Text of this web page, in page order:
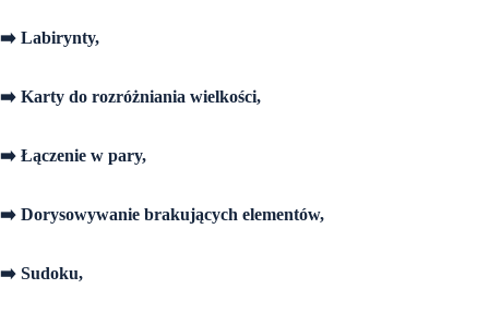
➡️ Labirynty,
➡️ Karty do rozróżniania wielkości,
➡️ Łączenie w pary,
➡️ Dorysowywanie brakujących elementów,
➡️ Sudoku,